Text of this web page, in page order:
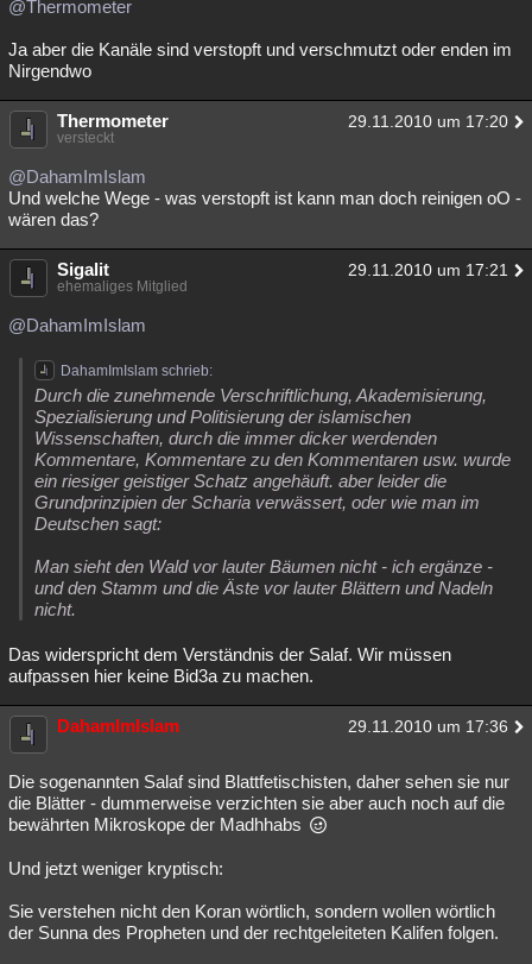
@Thermometer
Ja aber die Kanäle sind verstopft und verschmutzt oder enden im
Nirgendwo
Thermometer 29.11.2010 um 17:20
versteckt
@DahamImIslam
Und welche Wege - was verstopft ist kann man doch reinigen oO -
wären das?
Sigalit 29.11.2010 um 17:21
ehemaliges Mitglied
@DahamImIslam
DahamImIslam schrieb:
Durch die zunehmende Verschriftlichung, Akademisierung,
Spezialisierung und Politisierung der islamischen
Wissenschaften, durch die immer dicker werdenden
Kommentare, Kommentare zu den Kommentaren usw. wurde
ein riesiger geistiger Schatz angehäuft. aber leider die
Grundprinzipien der Scharia verwässert, oder wie man im
Deutschen sagt:
Man sieht den Wald vor lauter Bäumen nicht - ich ergänze -
und den Stamm und die Äste vor lauter Blättern und Nadeln
nicht.
Das widerspricht dem Verständnis der Salaf. Wir müssen
aufpassen hier keine Bid3a zu machen.
DahamImIslam 29.11.2010 um 17:36
Die sogenannten Salaf sind Blattfetischisten, daher sehen sie nur
die Blätter - dummerweise verzichten sie aber auch noch auf die
bewährten Mikroskope der Madhhabs
Und jetzt weniger kryptisch:
Sie verstehen nicht den Koran wörtlich, sondern wollen wörtlich
der Sunna des Propheten und der rechtgeleiteten Kalifen folgen.